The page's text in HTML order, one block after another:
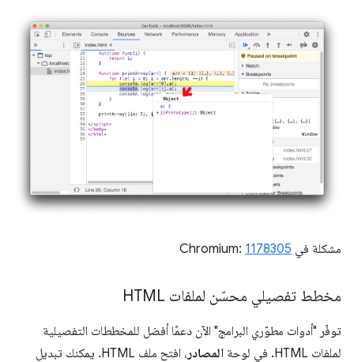
مشكلة في Chromium: 1178305
مخطط تفصيلي محسّن لملفات HTML
توفّر "أدوات مطوّري البرامج" الآن دعمًا أفضل للمخططات التفصيلية
لملفات HTML. في لوحة
المصادر
، افتح ملف HTML. يمكنك تبديل